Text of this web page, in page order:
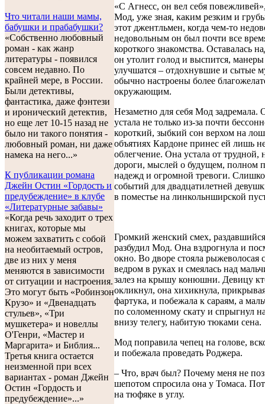
Что читали наши мамы,
бабушки и прабабушки?
«Собственно любовный
роман - как жанр
литературы - появился
совсем недавно. По
крайней мере, в России.
Были детективы,
фантастика, даже фэнтези
и иронический детектив,
но еще лет 10-15 назад не
было ни такого понятия -
любовный роман, ни даже
намека на него...»
К публикации романа
Джейн Остин «Гордость и
предубеждение» в клубе
«Литературные забавы»
«Когда речь заходит о трех
книгах, которые мы
можем захватить с собой
на необитаемый остров,
две из них у меня
меняются в зависимости
от ситуации и настроения.
Это могут быть «Робинзон
Крузо» и «Двенадцать
стульев», «Три
мушкетера» и новеллы
О'Генри, «Мастер и
Маргарита» и Библия...
Третья книга остается
неизменной при всех
вариантах - роман Джейн
Остин «Гордость и
предубеждение»...»
«С Агнесс, он вел себя
Мод, уже зная, каким резким и
этот джентльмен, когда чем-то
недовольным он был почти все
короткого знакомства. Оставалась
он утолит голод и выспится, манеры
улучшатся – отдохнувшие и сытые
обычно настроены более
окружающим.
Незаметно для себя Мод задремала.
устала не только из-за почти
короткий, зыбкий сон верхом на
объятиях Кардоне принес ей лишь
облегчение. Она устала от трудной,
дороги, мыслей о будущем, полном
надежд и огромной тревоги.
событий для двадцатилетней
в поместье на линкольнширской
Громкий женский смех,
разбудил Мод. Она вздрогнула и
окно. Во дворе стояла рыжеволосая
ведром в руках и смеялась над
залез на крышу конюшни. Девицу
окликнул, она хихикнула,
фартука, и побежала к сараям, а
по соломенному скату и спрыгнул
внизу телегу, набитую тюками сена.
Мод поправила чепец на голове,
и побежала проведать Роджера.
– Что, врач был? Почему меня не
шепотом спросила она у Томаса.
на тюфяке в углу.